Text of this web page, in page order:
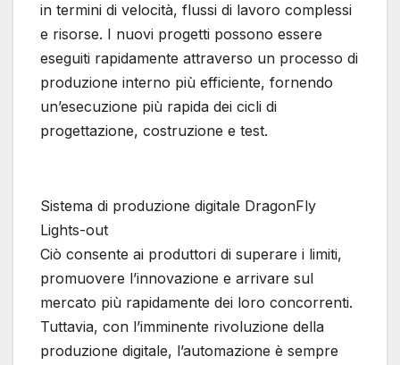
in termini di velocità, flussi di lavoro complessi
e risorse. I nuovi progetti possono essere
eseguiti rapidamente attraverso un processo di
produzione interno più efficiente, fornendo
un’esecuzione più rapida dei cicli di
progettazione, costruzione e test.
Sistema di produzione digitale DragonFly
Lights-out
Ciò consente ai produttori di superare i limiti,
promuovere l’innovazione e arrivare sul
mercato più rapidamente dei loro concorrenti.
Tuttavia, con l’imminente rivoluzione della
produzione digitale, l’automazione è sempre